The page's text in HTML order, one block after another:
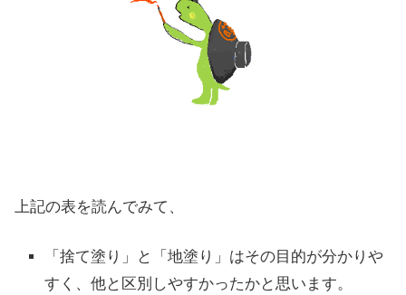
上記の表を読んでみて、
「捨て塗り」と「地塗り」はその目的が分かりや
すく、他と区別しやすかったかと思います。